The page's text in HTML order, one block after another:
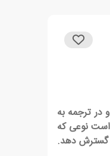
ترجمه به
است نوعی که
گسترش دهد.